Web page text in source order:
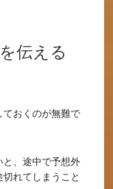
伝える
おくのが無難で
と、途中で予想外
れてしまうこと